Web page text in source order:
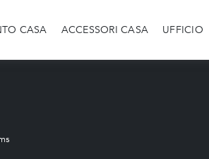
CASA ACCESSORI CASA UFFICIO